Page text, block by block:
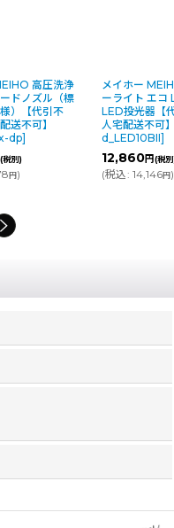
メイホー MEIHO LED サニ
ーライト エコ LED10BII -
LED投光器【代引不可・個
人宅配送不可】
9136-56-1-
d_LED10BII